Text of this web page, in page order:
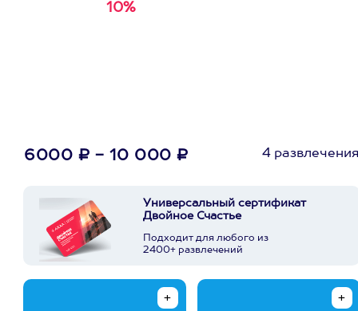
10%
6000 ₽ - 10 000 ₽ 4
Универсальный сертификат
Двойное Счастье
Подходит для любого из
2400+ развлечений